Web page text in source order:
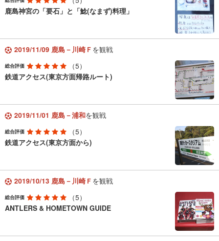
鹿島神宮の「要石」と「鯰(なまず)料理」
2019/11/09 鹿島－川崎Ｆ を観戦
総合評価
（5）
鉄道アクセス(東京方面帰路ルート)
2019/11/01 鹿島－浦和を観戦
総合評価
（5）
鉄道アクセス(東京方面から)
2019/10/13 鹿島－川崎Ｆ を観戦
総合評価
（5）
ANTLERS & HOMETOWN GUIDE